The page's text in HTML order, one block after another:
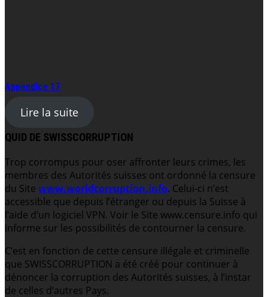
Appendice 17
Lire la suite
QUID DE SWISSCORRUPTION
Trop corrompus pour oser affronter leurs crimes, les
membres des Autorités suisses ont ordonné la censure
du Site www.worldcorruption.info. Celui-ci n’est
accessible que depuis l’étranger ou depuis la Suisse à
l’aide d’un logiciel VPN. Voir le Site www.censure.info qui
informe sur les possibilités de contourner la censure.
C’est en fonction de cette censure illégale et criminelle
que SWISSCORRUPTION a été créé pour continuer à
dénoncer la corruption des Autorités suisses, à l’instar
de celles d’autres Pays.